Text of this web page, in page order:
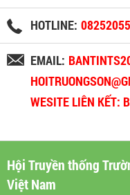
HOTLINE:
EMAIL:
WESITE LIÊN KẾT:
Hội Truyền thống
Việt Nam